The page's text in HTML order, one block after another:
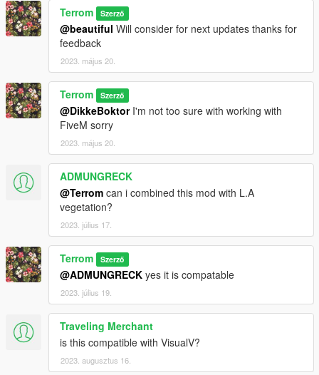
Terrom Szerző
@beautiful Will consider for next updates thanks for
feedback
2023. május 20.
Terrom Szerző
@DikkeBoktorI'm not too sure with working with
FiveM sorry
2023. május 20.
ADMUNGRECK
@Terrom can i combined this mod with L.A
vegetation?
2023. július 17.
Terrom Szerző
@ADMUNGRECK yes it is compatable
2023. július 19.
Traveling Merchant
is this compatible with VisualV?
2023. augusztus 16.